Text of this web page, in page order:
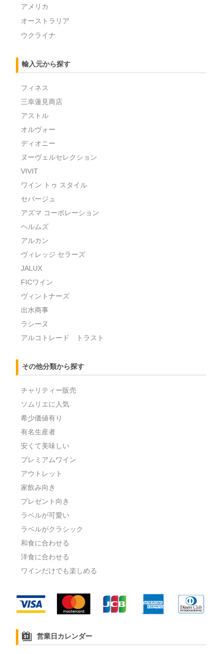
アメリカ
オーストラリア
ウクライナ
輸入元から探す
フィネス
三幸蓮見商店
アストル
オルヴォー
ディオニー
ヌーヴェルセレクション
VIVIT
ワイン トゥ スタイル
セパージュ
アズマ コーポレーション
ヘルムズ
アルカン
ヴィレッジ セラーズ
JALUX
FICワイン
ヴィントナーズ
出水商事
ラシーヌ
アルコトレード トラスト
その他分類から探す
チャリティー販売
ソムリエに人気
希少価値有り
有名生産者
安くて美味しい
プレミアムワイン
アウトレット
家飲み向き
プレゼント向き
ラベルが可愛い
ラベルがクラシック
和食に合わせる
洋食に合わせる
ワインだけでも楽しめる
営業日カレンダー